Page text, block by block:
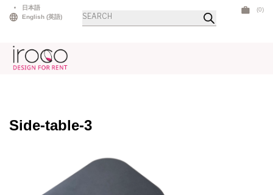
日本語
English (英語)
商
品
(0)
Side-table-3